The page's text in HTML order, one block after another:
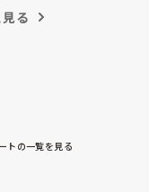
る
トの一覧を見る